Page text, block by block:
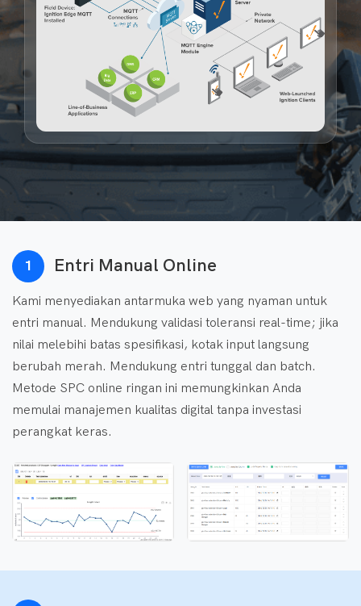
1 Entri Manual Online
Kami menyediakan antarmuka web yang nyaman untuk
entri manual. Mendukung validasi toleransi real-time; jika
nilai melebihi batas spesifikasi, kotak input langsung
berubah merah. Mendukung entri tunggal dan batch.
Metode SPC online ringan ini memungkinkan Anda
memulai manajemen kualitas digital tanpa investasi
perangkat keras.